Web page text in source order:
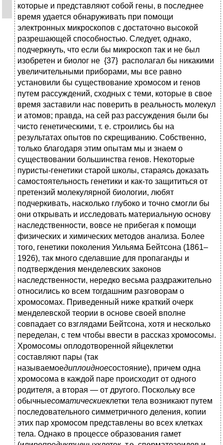
которые и представляют собой гены, в последнее
время удается обнаруживать при помощи
электронных микроскопов с достаточно высокой
разрешающей способностью. Следует, однако,
подчеркнуть, что если бы микроскоп так и не был
изобретен и биолог не {37} располагал бы никакими
увеличительными приборами, мы все равно
установили бы существование хромосом и генов
путем рассуждений, сходных с теми, которые в свое
время заставили нас поверить в реальность молекул
и атомов; правда, на сей раз рассуждения были бы
чисто генетическими, т. е. строились бы на
результатах опытов по скрещиванию. Собственно,
только благодаря этим опытам мы и знаем о
существовании большинства генов. Некоторые
пуристы-генетики старой школы, стараясь доказать
самостоятельность генетики и как-то защититься от
претензий молекулярной биологии, любят
подчеркивать, насколько глубоко и точно смогли бы
они открывать и исследовать материальную основу
наследственности, вовсе не прибегая к помощи
физических и химических методов анализа. Более
того, генетики поколения Уильяма Бейтсона (1861–
1926), так много сделавшие для пропаганды и
подтверждения менделевских законов
наследственности, нередко весьма раздражительно
относились ко всем тогдашним разговорам о
хромосомах. Приведенный ниже краткий очерк
менделевской теории в основе своей вполне
совпадает со взглядами Бейтсона, хотя и несколько
переделан, с тем чтобы ввести в рассказ хромосомы.
Хромосомы оплодотворенной яйцеклетки
составляют пары (так
называемоедиплоидноесостояние), причем одна
хромосома в каждой паре происходит от одного
родителя, а вторая — от другого. Поскольку все
обычныесоматическиеклетки тела возникают путем
последовательного симметричного деления, копии
этих пар хромосом представлены во всех клетках
тела. Однако в процессе образования гамет